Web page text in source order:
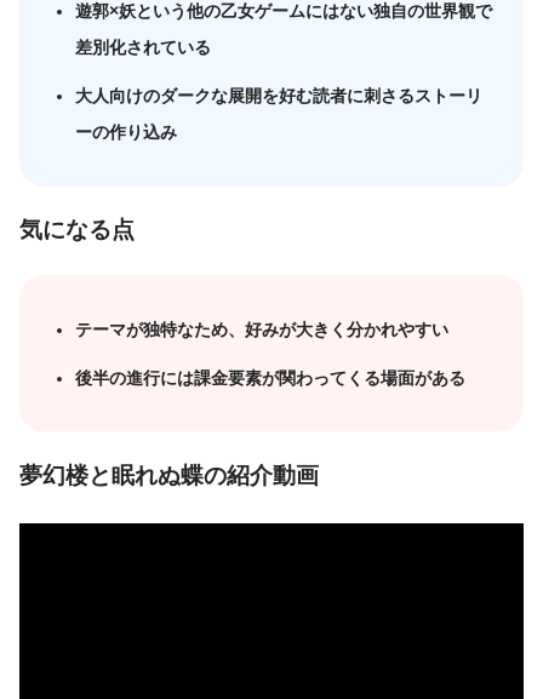
遊郭×妖という他の乙女ゲームにはない独自の世界観で
差別化されている
大人向けのダークな展開を好む読者に刺さるストーリ
ーの作り込み
気になる点
テーマが独特なため、好みが大きく分かれやすい
後半の進行には課金要素が関わってくる場面がある
夢幻楼と眠れぬ蝶の紹介動画